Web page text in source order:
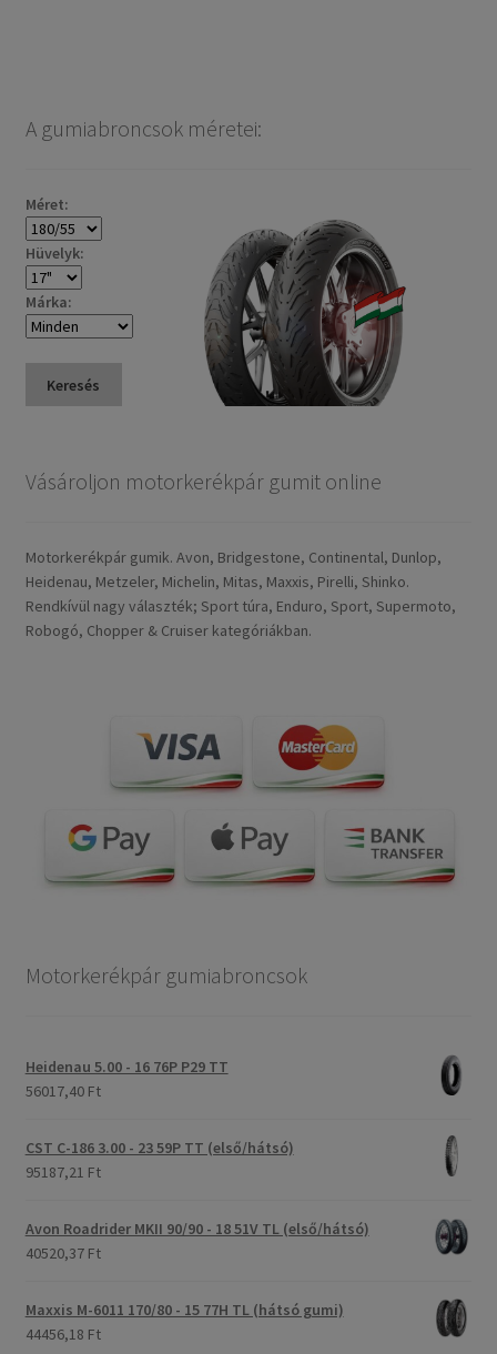
A gumiabroncsok méretei:
Méret:
Hüvelyk:
Márka:
Keresés
Vásároljon motorkerékpár gumit online
Motorkerékpár gumik. Avon, Bridgestone, Continental, Dunlop,
Heidenau, Metzeler, Michelin, Mitas, Maxxis, Pirelli, Shinko.
Rendkívül nagy választék; Sport túra, Enduro, Sport, Supermoto,
Robogó, Chopper & Cruiser kategóriákban.
Motorkerékpár gumiabroncsok
Heidenau 5.00 - 16 76P P29 TT
56017,40 Ft
CST C-186 3.00 - 23 59P TT (első/hátsó)
95187,21 Ft
Avon Roadrider MKII 90/90 - 18 51V TL (első/hátsó)
40520,37 Ft
Maxxis M-6011 170/80 - 15 77H TL (hátsó gumi)
44456,18 Ft